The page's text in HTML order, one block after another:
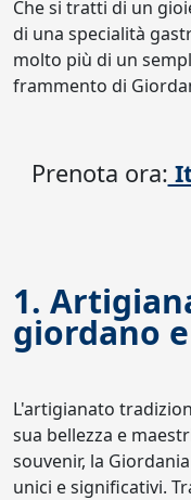
Che si tratti di un
di una specialità
molto più di un
frammento di
Prenota ora:
1.
giordano
L'artigianato
sua bellezza e
souvenir, la
unici e significativi.